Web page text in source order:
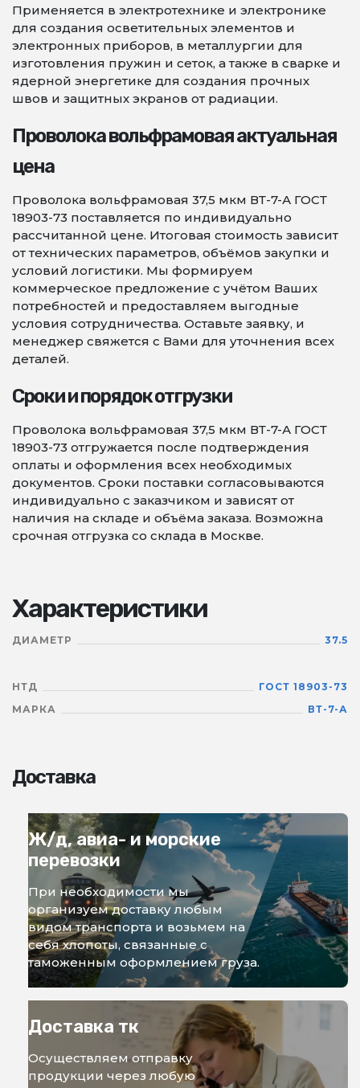
Применяется в электротехнике и электронике
для создания осветительных элементов и
электронных приборов, в металлургии для
изготовления пружин и сеток, а также в сварке и
ядерной энергетике для создания прочных
швов и защитных экранов от радиации.
Проволока вольфрамовая актуальная
цена
Проволока вольфрамовая 37,5 мкм ВТ-7-А ГОСТ
18903-73 поставляется по индивидуально
рассчитанной цене. Итоговая стоимость зависит
от технических параметров, объёмов закупки и
условий логистики. Мы формируем
коммерческое предложение с учётом Ваших
потребностей и предоставляем выгодные
условия сотрудничества. Оставьте заявку, и
менеджер свяжется с Вами для уточнения всех
деталей.
Сроки и порядок отгрузки
Проволока вольфрамовая 37,5 мкм ВТ-7-А ГОСТ
18903-73 отгружается после подтверждения
оплаты и оформления всех необходимых
документов. Сроки поставки согласовываются
индивидуально с заказчиком и зависят от
наличия на складе и объёма заказа. Возможна
срочная отгрузка со склада в Москве.
Характеристики
ДИАМЕТР 37.5
НТД
ГОСТ 18903-73
МАРКА
ВТ-7-А
Доставка
Ж/д, авиа- и морские
перевозки
При необходимости мы
организуем доставку любым
видом транспорта и возьмем на
себя хлопоты, связанные с
таможенным оформлением груза.
Доставка тк
Осуществляем отправку
продукции через любую